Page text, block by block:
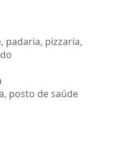
padaria, pizzaria,
posto de saúde